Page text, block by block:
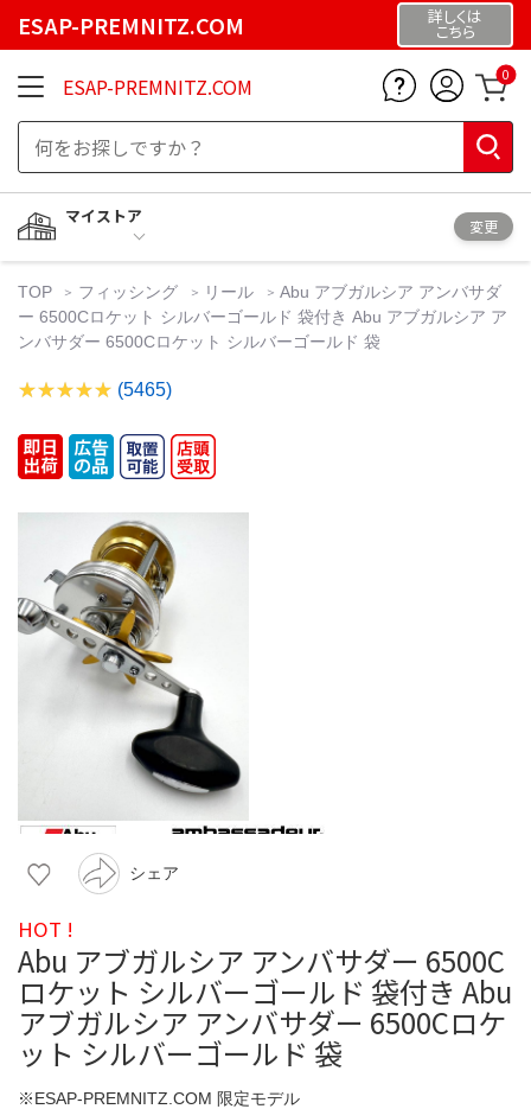
ESAP-PREMNITZ.COM 詳しくは
こちら
ESAP-PREMNITZ.COM 0
マイストア
変更
TOP フィッシング リール
Abu アブガルシア アンバサダ
ー 6500Cロケット シルバーゴールド 袋付き Abu アブガルシア ア
ンバサダー 6500Cロケット シルバーゴールド 袋
(5465)
シェア
HOT !
Abu アブガルシア アンバサダー 6500C
ロケット シルバーゴールド 袋付き Abu
アブガルシア アンバサダー 6500Cロケ
ット シルバーゴールド 袋
※ESAP-PREMNITZ.COM 限定モデル